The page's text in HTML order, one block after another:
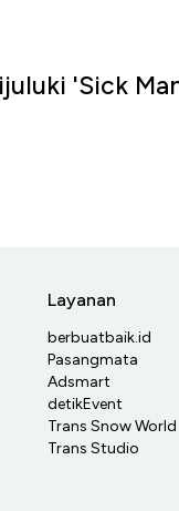
'Sick
Layanan
berbuatbaik.id
Pasangmata
Adsmart
detikEvent
Trans Snow World
Trans Studio